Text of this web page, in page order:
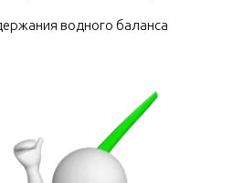
водного баланса